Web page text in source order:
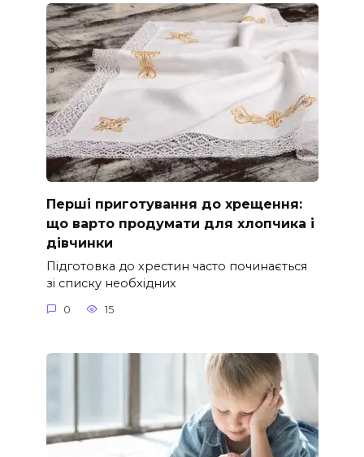
Перші приготування до хрещення:
що варто продумати для хлопчика і
дівчинки
Підготовка до хрестин часто починається
зі списку необхідних
0 15